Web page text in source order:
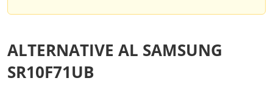
ALTERNATIVE AL SAMSUNG
SR10F71UB